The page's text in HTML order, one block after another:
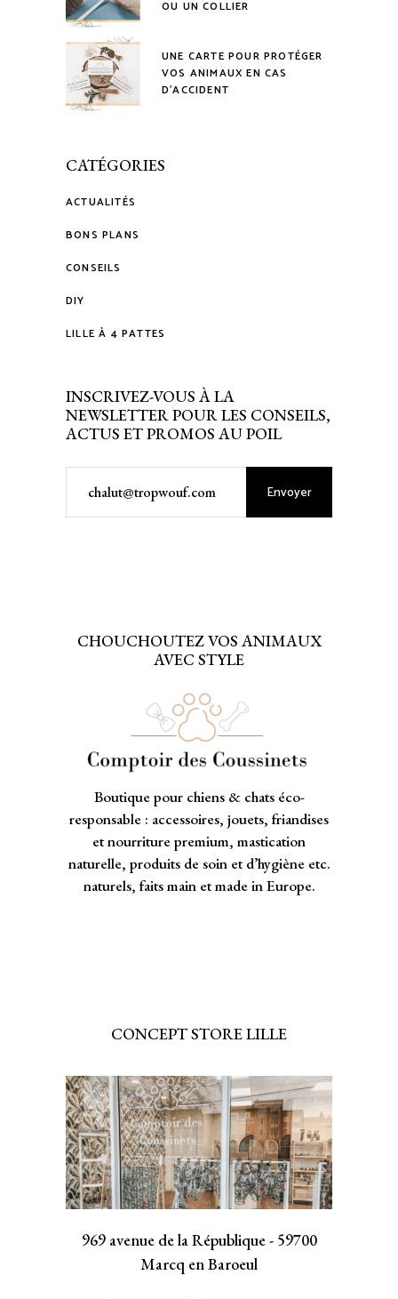
OU UN COLLIER
UNE CARTE POUR PROTÉGER
VOS ANIMAUX EN CAS
D’ACCIDENT
CATÉGORIES
ACTUALITÉS
BONS PLANS
CONSEILS
DIY
LILLE À 4 PATTES
INSCRIVEZ-VOUS À LA
NEWSLETTER POUR LES CONSEILS,
ACTUS ET PROMOS AU POIL
Envoyer
CHOUCHOUTEZ VOS ANIMAUX
AVEC STYLE
Boutique pour chiens & chats éco-
responsable : accessoires, jouets, friandises
et nourriture premium, mastication
naturelle, produits de soin et d’hygiène etc.
naturels, faits main et made in Europe.
CONCEPT STORE LILLE
969 avenue de la République - 59700
Marcq en Baroeul